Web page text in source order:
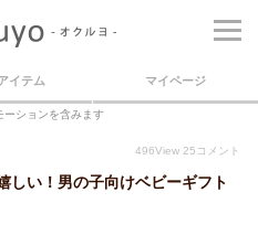
イテム マイページ
ーションを含みます
496View 25 コメント
しい！男の子向けベビーギフト